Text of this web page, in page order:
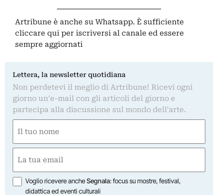
Artribune è anche su Whatsapp. È sufficiente
cliccare qui per iscriversi al canale ed essere
sempre aggiornati
Lettera, la newsletter quotidiana
Non perdetevi il meglio di Artribune! Ricevi ogni
giorno un'e-mail con gli articoli del giorno e
partecipa alla discussione sul mondo dell'arte.
(Obbligatorio)
Nome
(Obbligatorio)
Opzioni
Voglio ricevere ancheSegnala: focus su mostre, festival,
didattica ed eventi culturali